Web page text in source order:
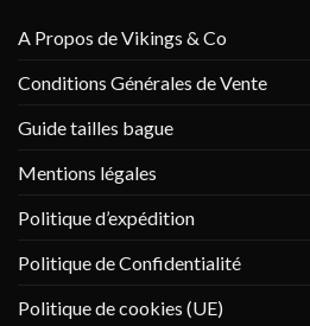
A Propos de Vikings & Co
Conditions Générales de Vente
Guide tailles bague
Mentions légales
Politique d’expédition
Politique de Confidentialité
Politique de cookies (UE)